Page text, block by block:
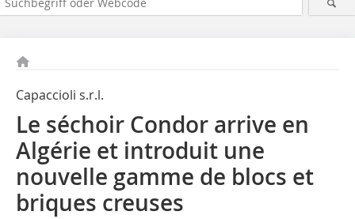
Capaccioli s.r.l.
Le séchoir Condor arrive en
Algérie et introduit une
nouvelle gamme de blocs et
briques creuses